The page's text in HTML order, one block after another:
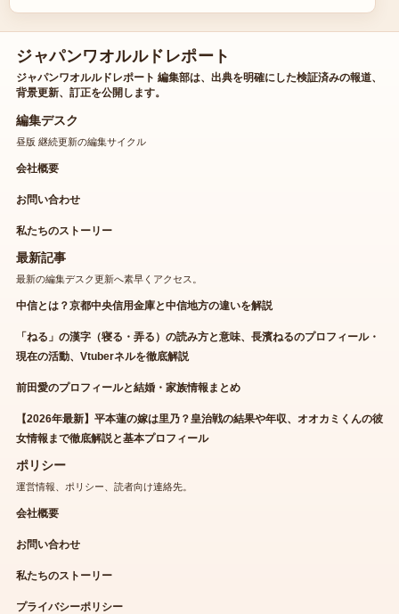
ジャパンワオルルドレポート
ジャパンワオルルドレポート 編集部は、出典を明確にした検証済みの報道、
背景更新、訂正を公開します。
編集デスク
昼版 継続更新の編集サイクル
会社概要
お問い合わせ
私たちのストーリー
最新記事
最新の編集デスク更新へ素早くアクセス。
中信とは？京都中央信用金庫と中信地方の違いを解説
「ねる」の漢字（寝る・弄る）の読み方と意味、長濱ねるのプロフィール・
現在の活動、Vtuberネルを徹底解説
前田愛のプロフィールと結婚・家族情報まとめ
【2026年最新】平本蓮の嫁は里乃？皇治戦の結果や年収、オオカミくんの彼
女情報まで徹底解説と基本プロフィール
ポリシー
運営情報、ポリシー、読者向け連絡先。
会社概要
お問い合わせ
私たちのストーリー
プライバシーポリシー